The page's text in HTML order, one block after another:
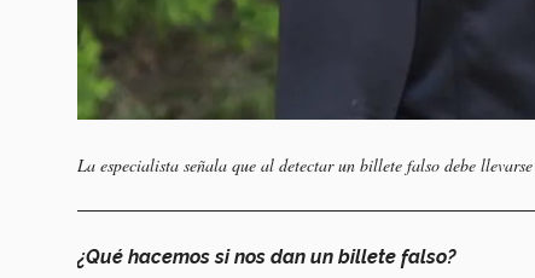
La especialista señala que al detectar un billete falso debe
¿Qué hacemos si nos dan un billete falso?